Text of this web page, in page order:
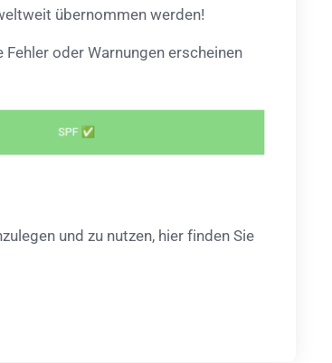
übernommen werden!
oder Warnungen erscheinen
und zu nutzen, hier finden Sie